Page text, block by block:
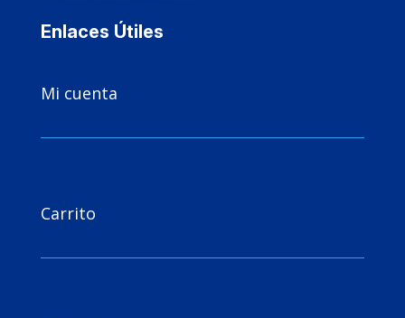
Enlaces Útiles
Mi cuenta
Carrito